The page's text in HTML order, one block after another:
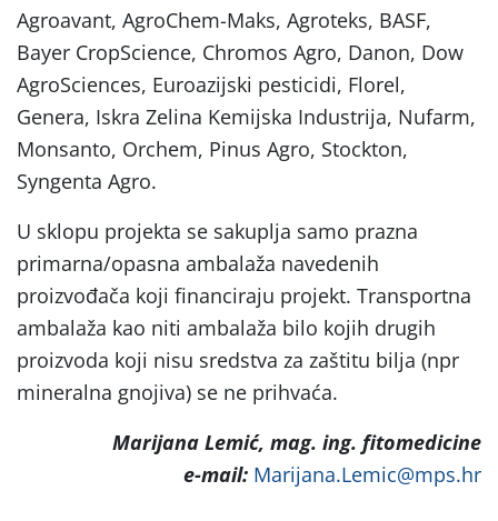
Agroavant, AgroChem-Maks, Agroteks, BASF,
Bayer CropScience, Chromos Agro, Danon, Dow
AgroSciences, Euroazijski pesticidi, Florel,
Genera, Iskra Zelina Kemijska Industrija, Nufarm,
Monsanto, Orchem, Pinus Agro, Stockton,
Syngenta Agro.
U sklopu projekta se sakuplja samo prazna
primarna/opasna ambalaža navedenih
proizvođača koji financiraju projekt. Transportna
ambalaža kao niti ambalaža bilo kojih drugih
proizvoda koji nisu sredstva za zaštitu bilja (npr
mineralna gnojiva) se ne prihvaća.
Marijana Lemić, mag. ing. fitomedicine
e-mail: Marijana.Lemic@mps.hr